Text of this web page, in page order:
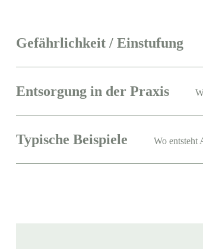
Gefährlichkeit / Einstufung
Entsorgung in der Praxis
Typische Beispiele Wo entsteht